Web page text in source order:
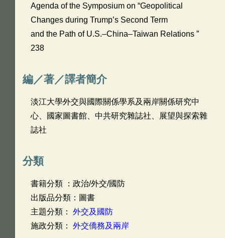
Agenda of the Symposium on “Geopolitical
Changes during Trump’s Second Term
and the Path of U.S.–China–Taiwan Relations ”
238
編／著／譯者簡介
淡江大學外交與國際關係學系及兩岸關係研究中
心、國家圖書館、中共研究雜誌社、展望與探索雜
誌社
分類
書籍分類 ：政治/外交/國防
出版品分類：圖書
主題分類： 外交及國防
施政分類： 外交僑務及兩岸